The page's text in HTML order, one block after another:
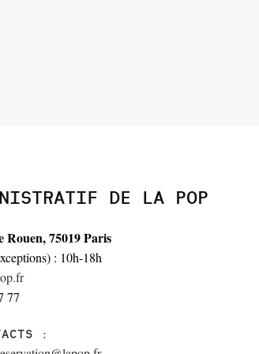
DE LA POP
Rouen, 75019 Paris
: 10h-18h
77
: